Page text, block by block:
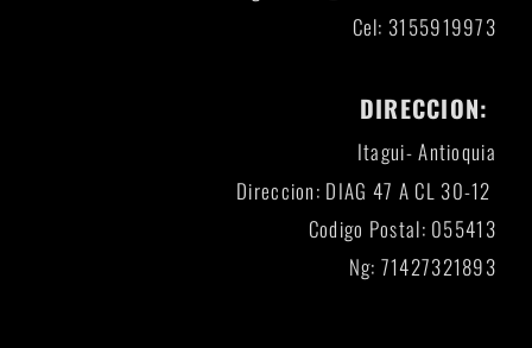
Cel: 3155919973
DIRECCION:
Itagui- Antioquia
Direccion: DIAG 47 A CL 30-12
Codigo Postal: 055413
Ng: 71427321893